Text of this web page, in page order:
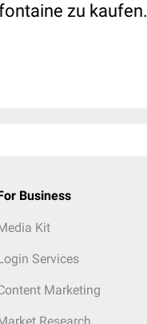
zu kaufen.
Business
Kit
Services
Marketing